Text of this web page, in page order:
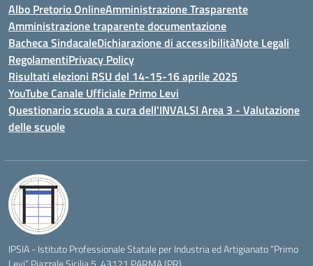
Albo Pretorio OnlineAmministrazione Trasparente
Amministrazione traparente documentazione
Bacheca SindacaleDichiarazione di accessibilitàNote Legali
RegolamentiPrivacy Policy
Risultati elezioni RSU del 14-15-16 aprile 2025
YouTube Canale Ufficiale Primo Levi
Questionario scuola a cura dell'INVALSI Area 3 - Valutazione
delle scuole
IPSIA - Istituto Professionale Statale per Industria ed Artigianato “Primo